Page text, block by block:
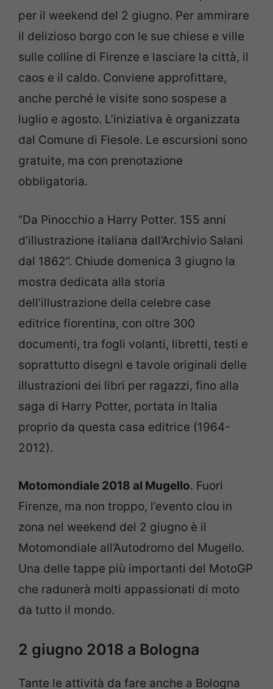
per il weekend del 2 giugno. Per ammirare
il delizioso borgo con le sue chiese e ville
sulle colline di Firenze e lasciare la città, il
caos e il caldo. Conviene approfittare,
anche perché le visite sono sospese a
luglio e agosto. L’iniziativa è organizzata
dal Comune di Fiesole. Le escursioni sono
gratuite, ma con prenotazione
obbligatoria.
“Da Pinocchio a Harry Potter. 155 anni
d’illustrazione italiana dall’Archivio Salani
dal 1862”. Chiude domenica 3 giugno la
mostra dedicata alla storia
dell’illustrazione della celebre case
editrice fiorentina, con oltre 300
documenti, tra fogli volanti, libretti, testi e
soprattutto disegni e tavole originali delle
illustrazioni dei libri per ragazzi, fino alla
saga di Harry Potter, portata in Italia
proprio da questa casa editrice (1964-
2012).
Motomondiale 2018 al Mugello. Fuori
Firenze, ma non troppo, l’evento clou in
zona nel weekend del 2 giugno è il
Motomondiale all’Autodromo del Mugello.
Una delle tappe più importanti del MotoGP
che radunerà molti appassionati di moto
da tutto il mondo.
2 giugno 2018 a Bologna
Tante le attività da fare anche a Bologna